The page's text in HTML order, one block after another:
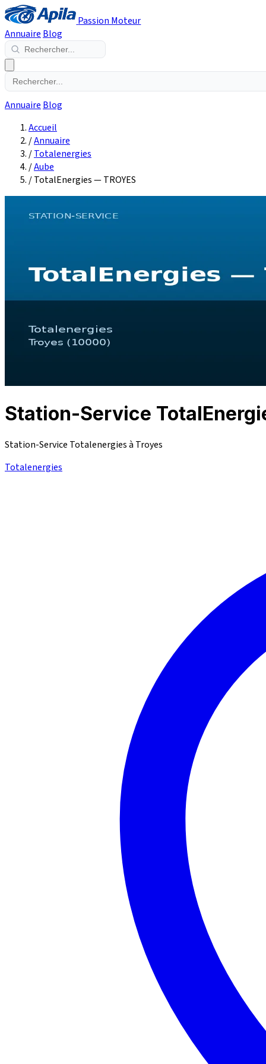
Passion Moteur
Annuaire Blog
Annuaire Blog
Accueil
/Annuaire
/Totalenergies
/Aube
/TotalEnergies — TROYES
Station-Service
Station-Service Totalenergies à Troyes
Totalenergies